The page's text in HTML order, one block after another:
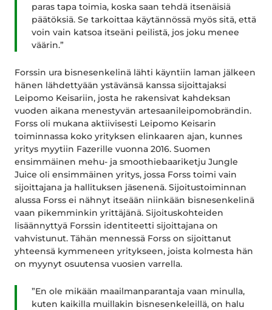
paras tapa toimia, koska saan tehdä itsenäisiä
päätöksiä. Se tarkoittaa käytännössä myös sitä, että
voin vain katsoa itseäni peilistä, jos joku menee
väärin.”
Forssin ura bisnesenkelinä lähti käyntiin laman jälkeen
hänen lähdettyään ystävänsä kanssa sijoittajaksi
Leipomo Keisariin, josta he rakensivat kahdeksan
vuoden aikana menestyvän artesaanileipomobrändin.
Forss oli mukana aktiivisesti Leipomo Keisarin
toiminnassa koko yrityksen elinkaaren ajan, kunnes
yritys myytiin Fazerille vuonna 2016. Suomen
ensimmäinen mehu- ja smoothiebaariketju Jungle
Juice oli ensimmäinen yritys, jossa Forss toimi vain
sijoittajana ja hallituksen jäsenenä. Sijoitustoiminnan
alussa Forss ei nähnyt itseään niinkään bisnesenkelinä
vaan pikemminkin yrittäjänä. Sijoituskohteiden
lisäännyttyä Forssin identiteetti sijoittajana on
vahvistunut. Tähän mennessä Forss on sijoittanut
yhteensä kymmeneen yritykseen, joista kolmesta hän
on myynyt osuutensa vuosien varrella.
”En ole mikään maailmanparantaja vaan minulla,
kuten kaikilla muillakin bisnesenkeleillä, on halu